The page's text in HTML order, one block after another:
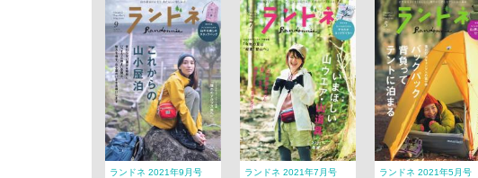
ランドネ 2021年9月号
ランドネ 2021年7月号
ランドネ 2021年5月号